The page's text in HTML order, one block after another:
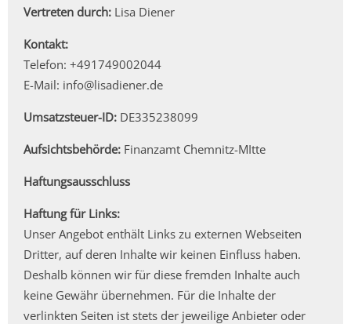
Vertreten durch: Lisa Diener
Kontakt:
Telefon: +491749002044
E-Mail: info@lisadiener.de
Umsatzsteuer-ID: DE335238099
Aufsichtsbehörde: Finanzamt Chemnitz-MItte
Haftungsausschluss
Haftung für Links:
Unser Angebot enthält Links zu externen Webseiten
Dritter, auf deren Inhalte wir keinen Einfluss haben.
Deshalb können wir für diese fremden Inhalte auch
keine Gewähr übernehmen. Für die Inhalte der
verlinkten Seiten ist stets der jeweilige Anbieter oder